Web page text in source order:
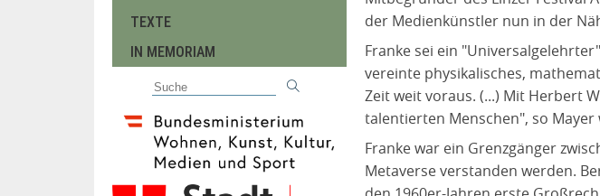
TEXTE
IN MEMORIAM
der Medienkünstler nun in der
Franke sei ein
vereinte physikalisches,
Zeit weit voraus. (...) Mit Herbert
talentierten Menschen", so Mayer
Franke war ein Grenzgänger
Metaverse verstanden werden.